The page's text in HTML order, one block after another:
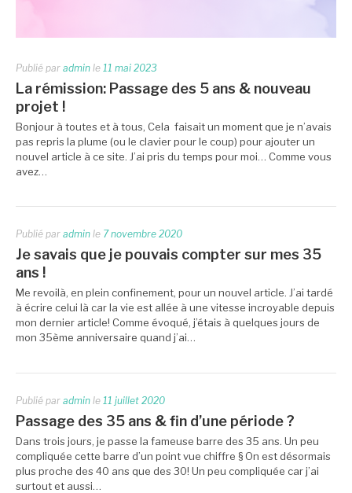
Publié par admin le 11 mai 2023
La rémission: Passage des 5 ans & nouveau
projet !
Bonjour à toutes et à tous, Cela faisait un moment que je n’avais
pas repris la plume (ou le clavier pour le coup) pour ajouter un
nouvel article à ce site. J’ai pris du temps pour moi… Comme vous
avez…
Publié par admin le 7 novembre 2020
Je savais que je pouvais compter sur mes 35
ans !
Me revoilà, en plein confinement, pour un nouvel article. J’ai tardé
à écrire celui là car la vie est allée à une vitesse incroyable depuis
mon dernier article! Comme évoqué, j’étais à quelques jours de
mon 35ème anniversaire quand j’ai…
Publié par admin le 11 juillet 2020
Passage des 35 ans & fin d’une période ?
Dans trois jours, je passe la fameuse barre des 35 ans. Un peu
compliquée cette barre d’un point vue chiffre § On est désormais
plus proche des 40 ans que des 30! Un peu compliquée car j’ai
surtout et aussi…